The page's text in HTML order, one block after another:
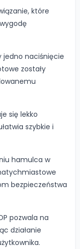
które
jedno naciśnięcie
zostały
się lekko
szybkie i
hamulca w
bezpieczeństwa
pozwala na
działanie